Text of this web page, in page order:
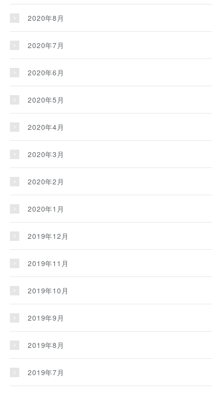
2020年8月
2020年7月
2020年6月
2020年5月
2020年4月
2020年3月
2020年2月
2020年1月
2019年12月
2019年11月
2019年10月
2019年9月
2019年8月
2019年7月